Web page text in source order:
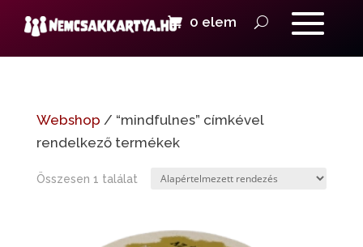
0 elem
Webshop / “mindfulnes” címkével
rendelkező termékek
Összesen 1 találat